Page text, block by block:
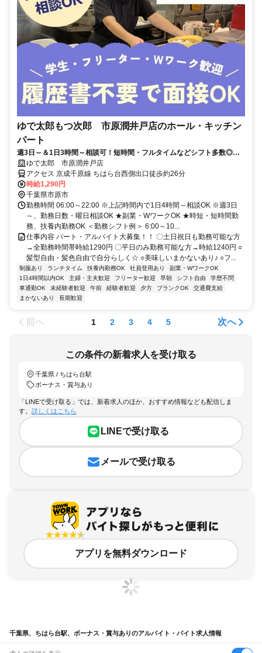
ゆで太郎もつ次郎 市原潤井戸店のホール・キッチン
パート
週3日～＆1日3時間～相談可！短時間・フルタイムなどシフト多数◎髪
型自由・履歴書不要
ゆで太郎 市原潤井戸店
アクセス 京成千原線 ちはら台西側出口徒歩約26分
時給1,290円
千葉県市原市
勤務時間 06:00～22:00 ※上記時間内で1日4時間～相談OK ※週3日
～、勤務日数・曜日相談OK ★副業・WワークOK ★時短・短時間勤
務、扶養内勤務OK ＜勤務シフト例＞ 6:00～10...
仕事内容 パート・アルバイト大募集！！ 〇土日祝日も勤務可能な方
→全勤務時間帯時給1290円 〇平日のみ勤務可能な方→時給1240円 ○
髪型自由・髪色自由で自分らしく☆ ○美味しいまかないあり♪ ○フ...
制服あり ランチタイム 扶養内勤務OK 社員登用あり
副業・WワークOK
1日4時間以内OK
主婦・主夫歓迎 フリーター歓迎 早朝 シフト自由
学歴不問
車通勤OK
未経験者歓迎 午前 経験者歓迎 夕方 ブランクOK
交通費支給
まかないあり
長期歓迎
前へ 1 2 3 4 5 次へ
この条件の新着求人を受け取る
千葉県 / ちはら台駅
ボーナス・賞与あり
「LINEで受け取る」では、新着求人のほか、おすすめ情報なども配信しま
す。 詳しくはこちら
LINEで受け取る
メールで受け取る
アプリを無料ダウンロード
千葉県、ちはら台駅、ボーナス・賞与ありのアルバイト・バイト求人情報